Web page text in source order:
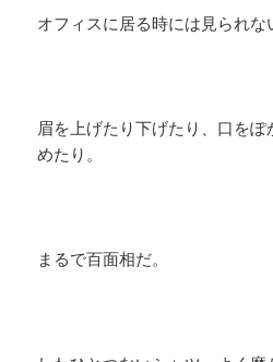
オフィスに居る時には見られな
眉を上げたり下げたり、口を
めたり。
まるで百面相だ。